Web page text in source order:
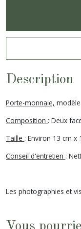
Description
Porte-monnaie,
Composition : Deux
Taille : Environ 13 cm x
Conseil d'entretien :
Les photographies et